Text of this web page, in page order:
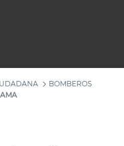
BOMBEROS